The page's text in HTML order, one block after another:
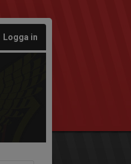
Logga in